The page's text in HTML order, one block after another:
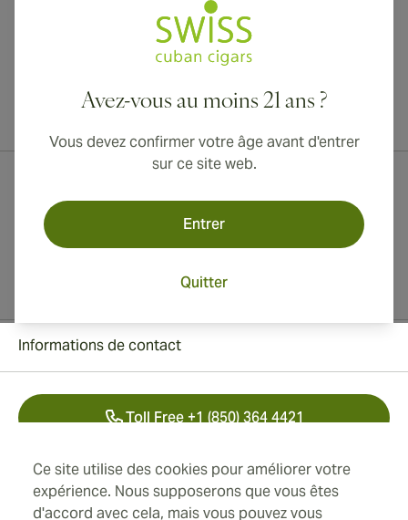
Ce site utilise des cookies pour améliorer votre
expérience. Nous supposerons que vous êtes
d'accord avec cela, mais vous pouvez vous
Avez-vous au moins 21 ans ?
Vous devez confirmer votre âge avant d'entrer
sur ce site web.
Entrer
Quitter
Livraison internationale disponible vers le Canada, le Royaume-Uni
Informations de contact
Toll Free +1 (850) 364 4421
+41 22 518 44 43
info@swisscubancigars.com